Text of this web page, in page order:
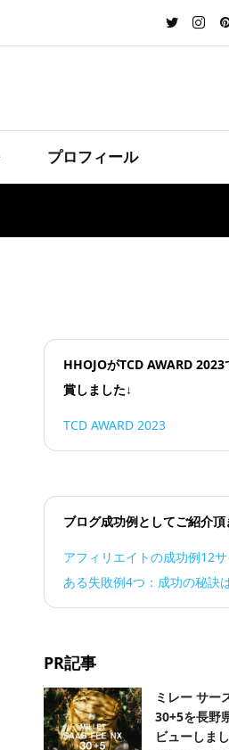
プロフィール
HHOJOがTCD AWARD
賞しました↓
TCD AWARD 2023
ブログ成功例としてご紹介頂
アフィリエイトの成功例12サ
ある失敗例4つ：成功の秘訣
PR記事
ミレー サー
30+5を長野
ビューしま